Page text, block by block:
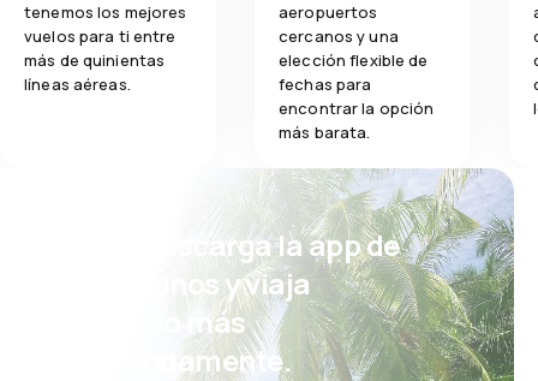
tenemos los mejores
vuelos para ti entre
más de quinientas
líneas aéreas.
aeropuertos
cercanos y una
elección flexible de
fechas para
encontrar la opción
más barata.
¡Eh! Descarga la app de
eDestinos y viaja
incluso más
cómodamente.